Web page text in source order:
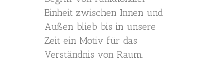
Einheit zwischen Innen und
Außen blieb bis in unsere
Zeit ein Motiv für das
Verständnis von Raum.